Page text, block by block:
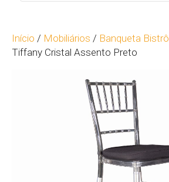
Início / Mobiliários / Banqueta Bistrô
Tiffany Cristal Assento Preto